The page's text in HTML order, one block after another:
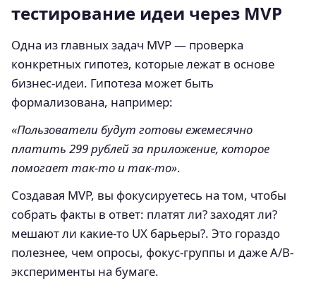
тестирование идеи через MVP
Одна из главных задач MVP — проверка
конкретных гипотез, которые лежат в основе
бизнес-идеи. Гипотеза может быть
формализована, например:
«Пользователи будут готовы ежемесячно
платить 299 рублей за приложение, которое
помогает так-то и так-то».
Создавая MVP, вы фокусируетесь на том, чтобы
собрать факты в ответ: платят ли? заходят ли?
мешают ли какие-то UX барьеры?. Это гораздо
полезнее, чем опросы, фокус-группы и даже A/B-
эксперименты на бумаге.